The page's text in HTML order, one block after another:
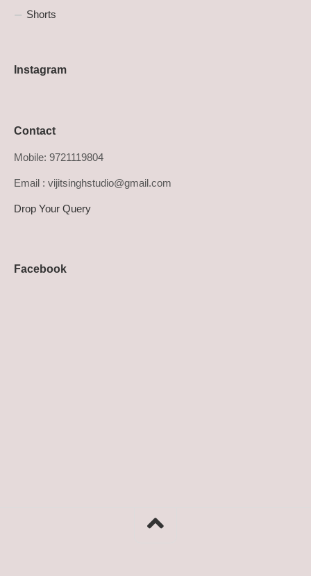
Shorts
Instagram
Contact
Mobile: 9721119804
Email : vijitsinghstudio@gmail.com
Drop Your Query
Facebook